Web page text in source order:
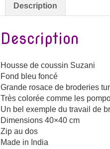
Description
Description
Housse de coussin Suzani
Fond bleu foncé
Grande rosace de broderies
Très colorée comme les
Un bel exemple du travail de
Dimensions 40×40 cm
Zip au dos
Made in India